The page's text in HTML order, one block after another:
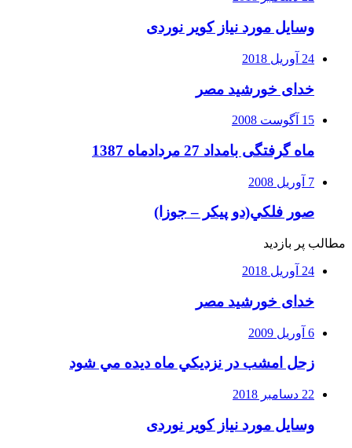
وسایل مورد نیاز کویر نوردی
24 آوریل 2018
خدای خورشید مصر
15 آگوست 2008
ماه گرفتگی بامداد 27 مردادماه 1387
7 آوریل 2008
صور فلكي(دو پیکر – جوزا)
مطالب پر بازدید
24 آوریل 2018
خدای خورشید مصر
6 آوریل 2009
زحل امشب در نزديكي ماه ديده مي شود
22 دسامبر 2018
وسایل مورد نیاز کویر نوردی